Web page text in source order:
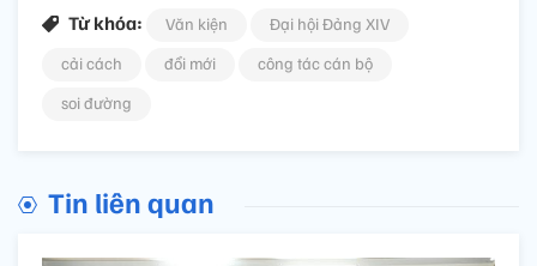
Từ khóa: Văn kiện
Đại hội Đảng XIV
cải cách
đổi mới
công tác cán bộ
soi đường
Tin liên quan